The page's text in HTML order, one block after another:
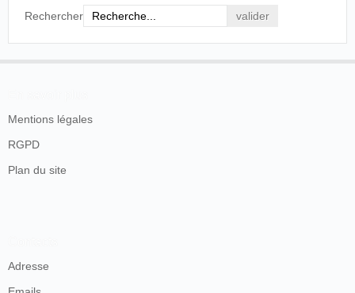
Rechercher
Mentions légales
RGPD
Plan du site
Adresse